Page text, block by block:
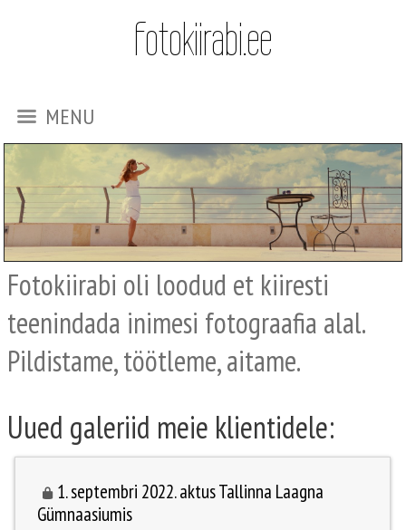
Fotokiirabi.ee
MENU
Fotokiirabi oli loodud et kiiresti
teenindada inimesi fotograafia alal.
Pildistame, töötleme, aitame.
Uued galeriid meie klientidele:
1. septembri 2022. aktus Tallinna Laagna
Gümnaasiumis